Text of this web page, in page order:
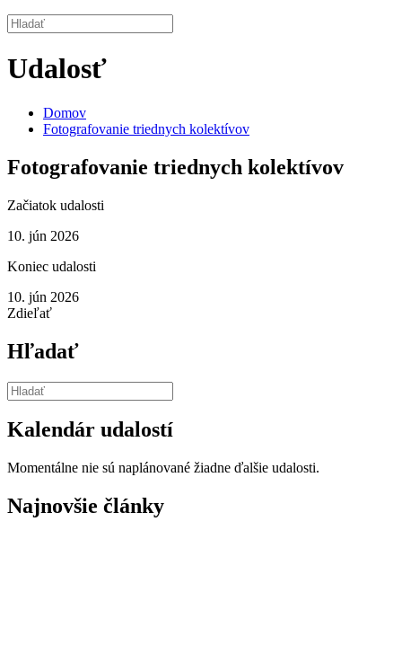
Udalosť
Domov
Fotografovanie triednych kolektívov
Fotografovanie triednych kolektívov
Začiatok udalosti
10. jún 2026
Koniec udalosti
10. jún 2026
Zdieľať
Hľadať
Kalendár udalostí
Momentálne nie sú naplánované žiadne ďalšie udalosti.
Najnovšie články